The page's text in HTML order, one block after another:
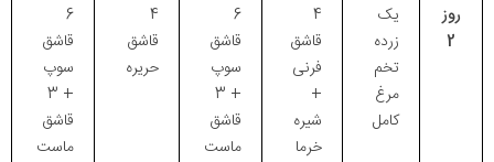
روز
2
یک
زرده
تخم
مرغ
کامل
4
قاشق
فرنی
+
شیره
خرما
6
قاشق
سوپ
+ 3
قاشق
ماست
4
قاشق
حریره
6
قاشق
سوپ
+ 3
قاشق
ماست